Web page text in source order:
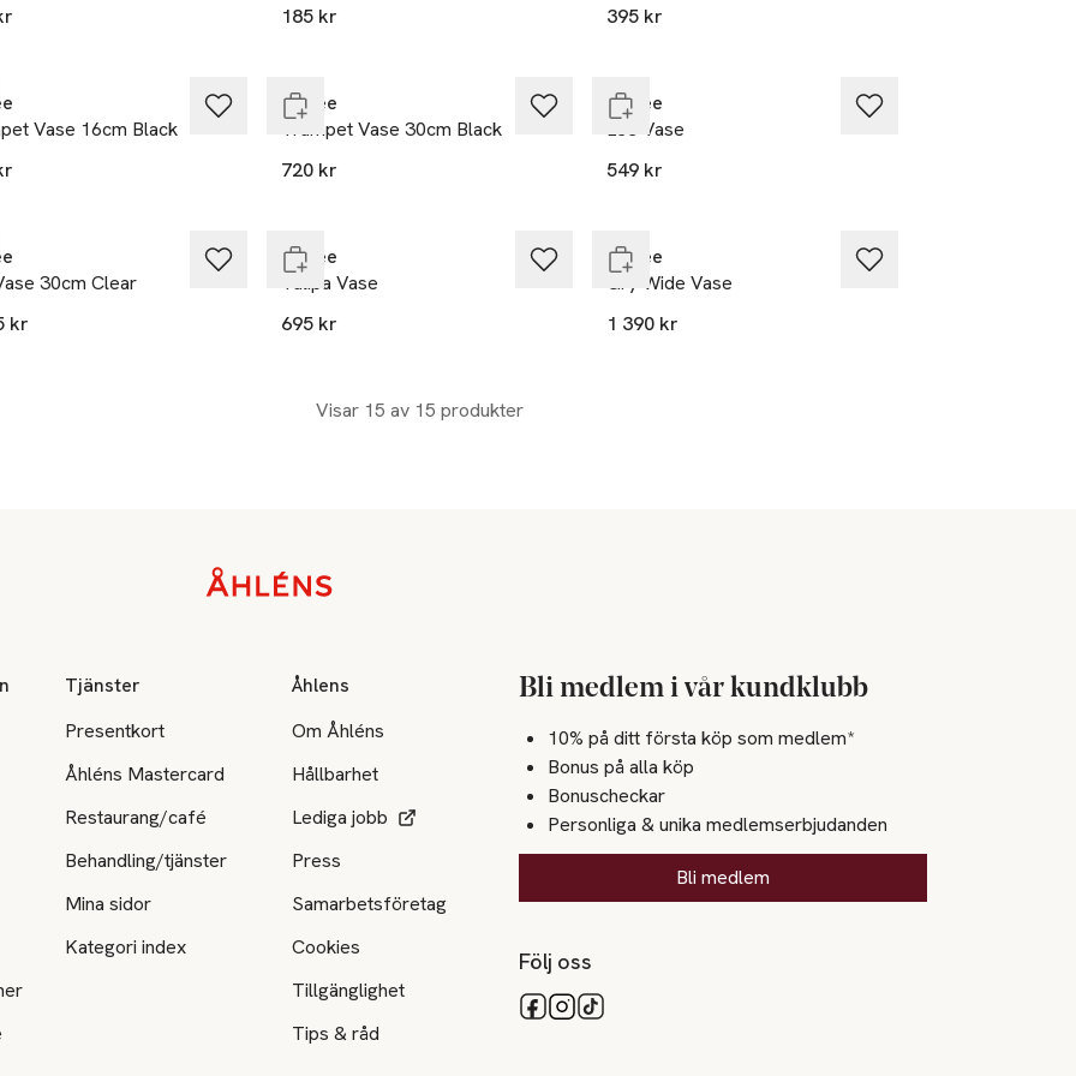
185 kr
395 kr
Vase 16cm Black
Cooee
Trumpet Vase 30cm Black
720 kr
Cooee
Lee Vase
549 kr
30cm Clear
kr
Cooee
Tulipa Vase
695 kr
Cooee
Gry Wide Vase
1 390 kr
Visar 15 av 15 produkter
Tjänster
Presentkort
Åhléns Mastercard
Restaurang/café
Behandling/tjänster
Mina sidor
Kategori index
Åhlens
Om Åhléns
Hållbarhet
Lediga jobb
Press
Samarbetsföretag
Cookies
Tillgänglighet
Tips & råd
Bli medlem i vår kundklubb
10% på ditt första köp som medlem*
Bonus på alla köp
Bonuscheckar
Personliga & unika medlemserbjudanden
Bli medlem
Följ oss